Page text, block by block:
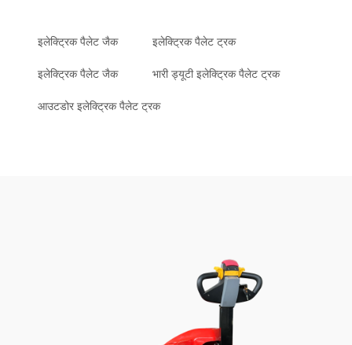
इलेक्ट्रिक पैलेट जैक इलेक्ट्रिक पैलेट ट्रक
इलेक्ट्रिक पैलेट जैक भारी ड्यूटी इलेक्ट्रिक पैलेट ट्रक
आउटडोर इलेक्ट्रिक पैलेट ट्रक